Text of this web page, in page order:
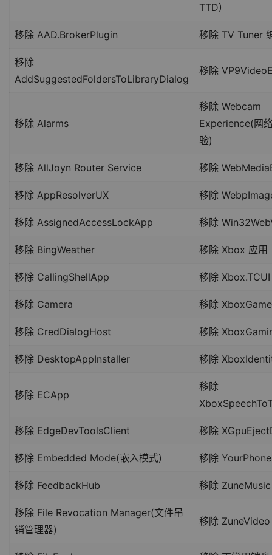
TTD)
移除 AAD.BrokerPlugin 移除 TV Tuner
移除
AddSuggestedFoldersToLibraryDialog
移除
移除 Alarms
移除 Webcam
Experience(网
验)
移除 AllJoyn Router Service 移除
移除 AppResolverUX 移除
移除 AssignedAccessLockApp 移除
移除 BingWeather 移除 Xbox 应用
移除 CallingShellApp 移除 Xbox.TCUI
移除 Camera 移除
移除 CredDialogHost 移除
移除 DesktopAppInstaller 移除
移除 ECApp
移除
移除 EdgeDevToolsClient 移除
移除 Embedded Mode(嵌入模式) 移除 YourPhone
移除 FeedbackHub 移除 ZuneMusic
移除 File Revocation Manager(文件吊
销管理器)
移除 ZuneVideo